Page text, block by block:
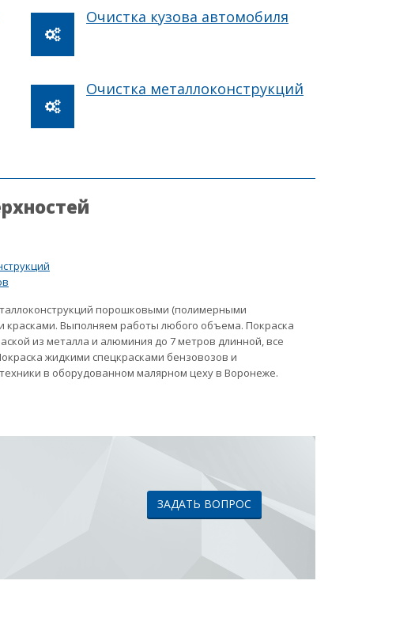
Очистка кузова автомобиля
Очистка металлоконструкций
порошковыми (полимерными
красками. Выполняем работы любого объема. Покраска
из металла и алюминия до 7 метров длинной, все
жидкими спецкрасками бензовозов и
в оборудованном малярном цеху в Воронеже.
ЗАДАТЬ ВОПРОС